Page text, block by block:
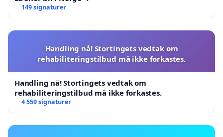
149 signaturer
Handling nå! Stortingets vedtak om
rehabiliteringstilbud må ikke forkastes.
Handling nå! Stortingets vedtak om
rehabiliteringstilbud må ikke forkastes.
4 559 signaturer